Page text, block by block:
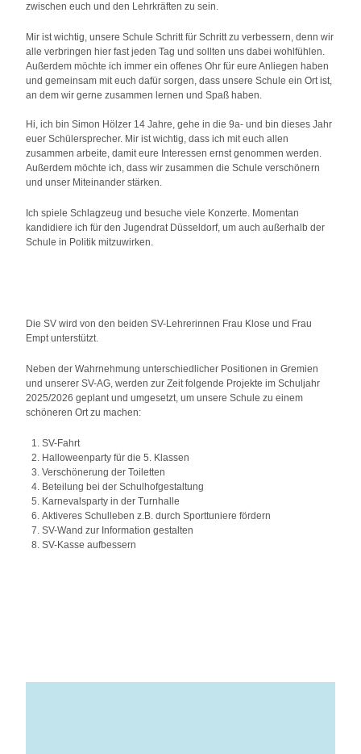
zwischen euch und den Lehrkräften zu sein.
Mir ist wichtig, unsere Schule Schritt für Schritt zu verbessern, denn wir
alle verbringen hier fast jeden Tag und sollten uns dabei wohlfühlen.
Außerdem möchte ich immer ein offenes Ohr für eure Anliegen haben
und gemeinsam mit euch dafür sorgen, dass unsere Schule ein Ort ist,
an dem wir gerne zusammen lernen und Spaß haben.
Hi, ich bin Simon Hölzer 14 Jahre, gehe in die 9a- und bin dieses Jahr
euer Schülersprecher. Mir ist wichtig, dass ich mit euch allen
zusammen arbeite, damit eure Interessen ernst genommen werden.
Außerdem möchte ich, dass wir zusammen die Schule verschönern
und unser Miteinander stärken.
Ich spiele Schlagzeug und besuche viele Konzerte. Momentan
kandidiere ich für den Jugendrat Düsseldorf, um auch außerhalb der
Schule in Politik mitzuwirken.
Die SV wird von den beiden SV-Lehrerinnen Frau Klose und Frau
Emptunterstützt.
Neben der Wahrnehmung unterschiedlicher Positionen in Gremien
und unserer SV-AG, werden zur Zeit folgende Projekte im Schuljahr
2025/2026 geplant und umgesetzt, um unsere Schule zu einem
schöneren Ort zu machen:
SV-Fahrt
Halloweenparty für die 5. Klassen
Verschönerung der Toiletten
Beteilung bei der Schulhofgestaltung
Karnevalsparty in der Turnhalle
Aktiveres Schulleben z.B. durch Sporttuniere fördern
SV-Wand zur Information gestalten
SV-Kasse aufbessern